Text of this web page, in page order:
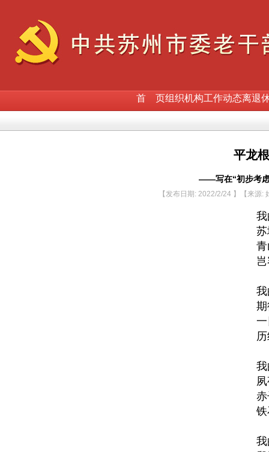
首 页组织机构工作动态离退
平龙
——写在“初步考虑
【发布日期: 2022/2/24 】【来源